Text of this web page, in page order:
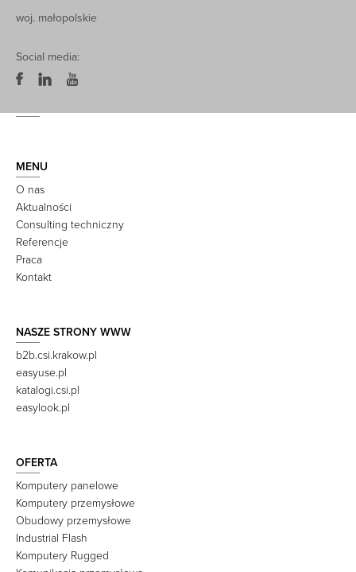
woj. małopolskie
Social media:
MENU
O nas
Aktualności
Consulting techniczny
Referencje
Praca
Kontakt
NASZE STRONY WWW
b2b.csi.krakow.pl
easyuse.pl
katalogi.csi.pl
easylook.pl
OFERTA
Komputery panelowe
Komputery przemysłowe
Obudowy przemysłowe
Industrial Flash
Komputery Rugged